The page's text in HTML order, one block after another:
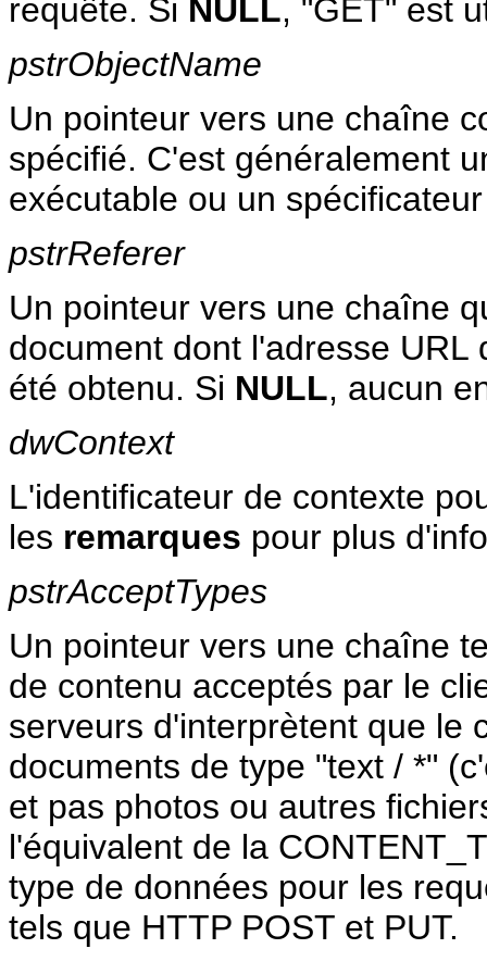
requête. Si NULL, "GET" est
pstrObjectName
Un pointeur vers une chaîne
spécifié. C'est généralement
exécutable ou un
pstrReferer
Un pointeur vers une chaîne
document dont l'adresse URL
été obtenu. Si NULL, aucun
dwContext
L'identificateur de contexte
les remarques pour plus
pstrAcceptTypes
Un pointeur vers une chaîne
de contenu acceptés par le
serveurs d'interprètent que le
documents de type "text / *"
et pas photos ou autres
l'équivalent de la
type de données pour les
tels que HTTP POST et PUT.